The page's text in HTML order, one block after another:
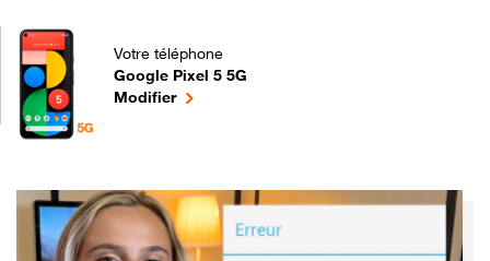
Votre téléphone
Google Pixel 5 5G
Toutes nos astuces en vidéo pour votre téléphone
Modifierle téléphone sélectionné